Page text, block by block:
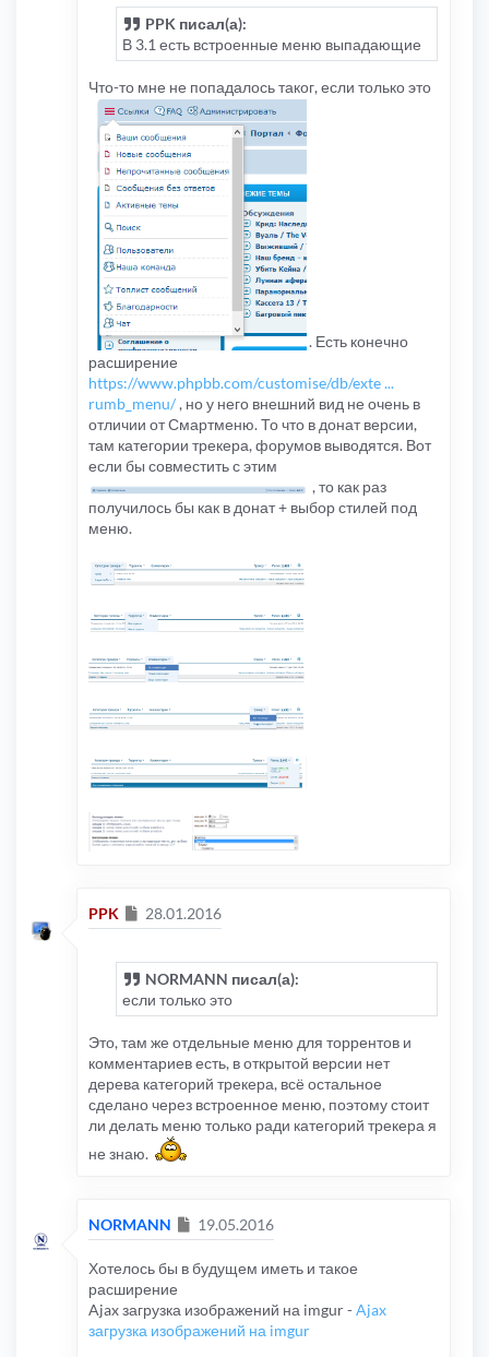
PPK писал(а):
В 3.1 есть встроенные меню выпадающие
Что-то мне не попадалось таког, если только это
. Есть конечно
расширение
https://www.phpbb.com/customise/db/exte ...
rumb_menu/, но у него внешний вид не очень в
отличии от Смартменю. То что в донат версии,
там категории трекера, форумов выводятся. Вот
если бы совместить с этим
, то как раз
получилось бы как в донат + выбор стилей под
меню.
PPK Сообщение
28.01.2016
NORMANN писал(а):
если только это
Это, там же отдельные меню для торрентов и
комментариев есть, в открытой версии нет
дерева категорий трекера, всё остальное
сделано через встроенное меню, поэтому стоит
ли делать меню только ради категорий трекера я
не знаю.
NORMANN Сообщение
19.05.2016
Хотелось бы в будущем иметь и такое
расширение
Ajax загрузка изображений на imgur -Ajax
загрузка изображений на imgur